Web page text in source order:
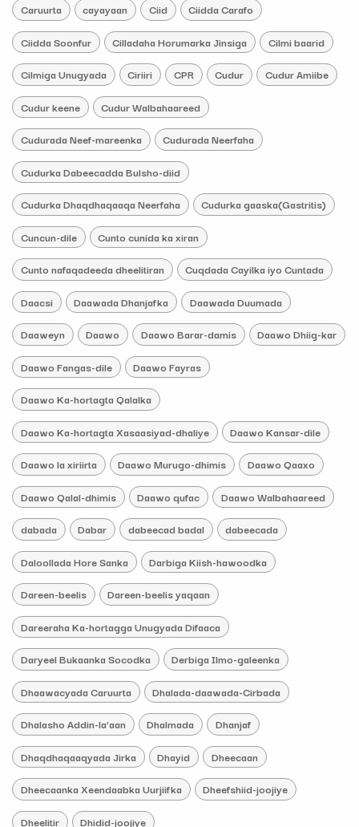
Caruurta cayayaan Ciid Ciidda Carafo
Ciidda Soonfur Cilladaha Horumarka Jinsiga Cilmi baarid
Cilmiga Unugyada Ciriiri CPR Cudur Cudur Amiibe
Cudur keene Cudur Walbahaareed
Cudurada Neef-mareenka Cudurada Neerfaha
Cudurka Dabeecadda Bulsho-diid
Cudurka Dhaqdhaqaaqa Neerfaha Cudurka gaaska(Gastritis)
Cuncun-dile Cunto cunida ka xiran
Cunto nafaqadeeda dheelitiran Cuqdada Cayilka iyo Cuntada
Daacsi Daawada Dhanjafka Daawada Duumada
Daaweyn Daawo Daawo Barar-damis Daawo Dhiig-kar
Daawo Fangas-dile Daawo Fayras
Daawo Ka-hortagta Qalalka
Daawo Ka-hortagta Xasaasiyad-dhaliye Daawo Kansar-dile
Daawo la xiriirta Daawo Murugo-dhimis Daawo Qaaxo
Daawo Qalal-dhimis Daawo qufac Daawo Walbahaareed
dabada Dabar dabeecad badal dabeecada
Daloollada Hore Sanka Darbiga Kiish-hawoodka
Dareen-beelis Dareen-beelis yaqaan
Dareeraha Ka-hortagga Unugyada Difaaca
Daryeel Bukaanka Socodka Derbiga Ilmo-galeenka
Dhaawacyada Caruurta Dhalada-daawada-Cirbada
Dhalasho Addin-la’aan Dhalmada Dhanjaf
Dhaqdhaqaaqyada Jirka Dhayid Dheecaan
Dheecaanka Xeendaabka Uurjiifka Dheefshiid-joojiye
Dheelitir Dhidid-joojiye